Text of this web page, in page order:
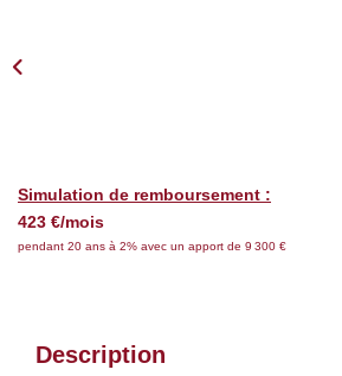
Simulation de remboursement :
423 €/mois
pendant 20 ans à 2% avec un apport de 9 300 €
Description